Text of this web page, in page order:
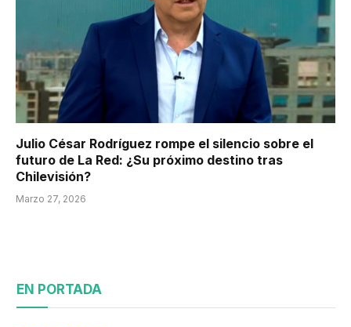
Julio César Rodríguez rompe el silencio sobre el
futuro de La Red: ¿Su próximo destino tras
Chilevisión?
Marzo 27, 2026
EN PORTADA